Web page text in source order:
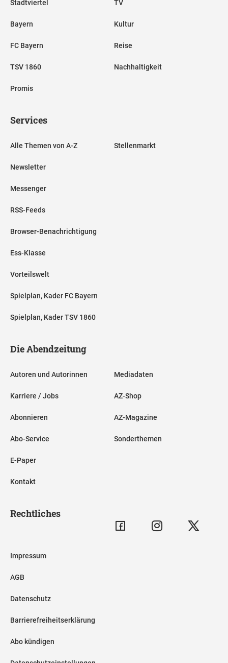
Stadtviertel
Bayern
FC Bayern
TSV 1860
Promis
TV
Kultur
Reise
Nachhaltigkeit
Services
Alle Themen von A-Z
Newsletter
Messenger
RSS-Feeds
Browser-Benachrichtigung
Ess-Klasse
Vorteilswelt
Spielplan, Kader FC Bayern
Spielplan, Kader TSV 1860
Stellenmarkt
Die Abendzeitung
Autoren und Autorinnen
Karriere / Jobs
Abonnieren
Abo-Service
E-Paper
Kontakt
Mediadaten
AZ-Shop
AZ-Magazine
Sonderthemen
Rechtliches
Impressum
AGB
Datenschutz
Barrierefreiheitserklärung
Abo kündigen